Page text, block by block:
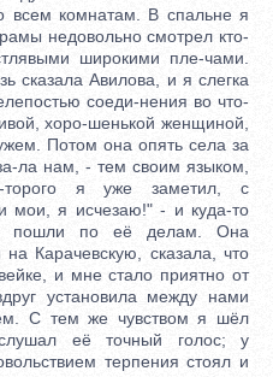
всем комнатам. В спальне я
недовольно смотрел кто-
широкими пле-чами.
сказала Авилова, и я слегка
соеди-нения во что-
хоро-шенькой женщиной,
Потом она опять села за
ла нам, - тем своим языком,
торого я уже заметил, с
мои, я исчезаю!" - и куда-то
пошли по её делам. Она
Карачевскую, сказала, что
и мне стало приятно от
установила между нами
С тем же чувством я шёл
её точный голос; у
терпения стоял и